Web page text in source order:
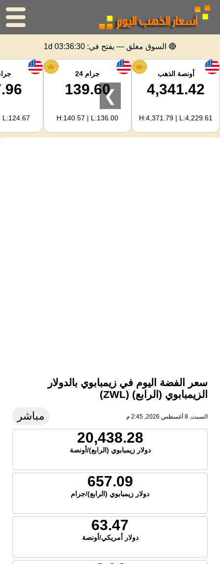
الرئيسية
سعر الذهب
اسعار الفضه
حاسبة الذهب
🔴 السوق مغلق — يفتح في: 1d 03:36:29
أونصة الذهب
4,341.42
H:4,371.79 | L:4,229.61
جرام 24
139.60
H:140.57 | L:136.00
L:124.67
❯
سعر الفضة اليوم في زيمبابوي بالدولار
الزيمبابوي (الرابع) (ZWL)
السبت, 8 أغسطس 2026, 2:45 م مباشر
20,438.28
دولار زيمبابوي (الرابع)/أونصة
657.09
دولار زيمبابوي (الرابع)/جرام
63.47
دولار أمريكي/أونصة